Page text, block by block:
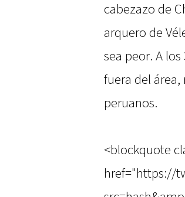
cabezazo de
arquero de
sea peor. A
fuera del
peruanos.
<blockquote
href="https://